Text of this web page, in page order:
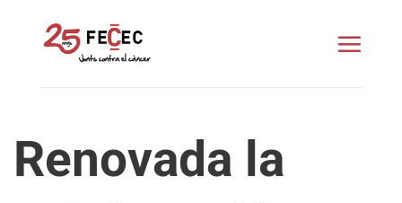
contenido
Renovada la